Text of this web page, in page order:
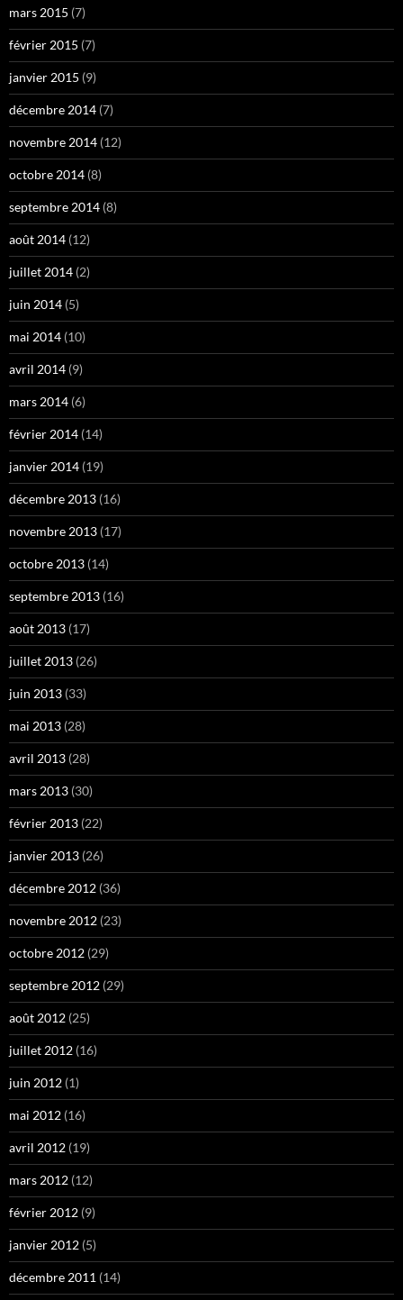
mars 2015 (7)
février 2015 (7)
janvier 2015 (9)
décembre 2014 (7)
novembre 2014 (12)
octobre 2014 (8)
septembre 2014 (8)
août 2014 (12)
juillet 2014 (2)
juin 2014 (5)
mai 2014 (10)
avril 2014 (9)
mars 2014 (6)
février 2014 (14)
janvier 2014 (19)
décembre 2013 (16)
novembre 2013 (17)
octobre 2013 (14)
septembre 2013 (16)
août 2013 (17)
juillet 2013 (26)
juin 2013 (33)
mai 2013 (28)
avril 2013 (28)
mars 2013 (30)
février 2013 (22)
janvier 2013 (26)
décembre 2012 (36)
novembre 2012 (23)
octobre 2012 (29)
septembre 2012 (29)
août 2012 (25)
juillet 2012 (16)
juin 2012 (1)
mai 2012 (16)
avril 2012 (19)
mars 2012 (12)
février 2012 (9)
janvier 2012 (5)
décembre 2011 (14)